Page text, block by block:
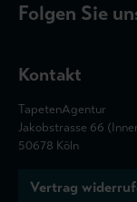
Folgen Sie
Kontakt
TapetenAgentur
Jakobstrasse 66
50678 Köln
Vertrag